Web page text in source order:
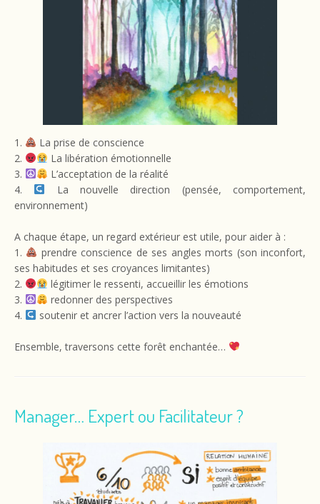
1.
La prise de conscience
2.
La libération émotionnelle
3.
L’acceptation de la réalité
4.
La nouvelle direction (pensée, comportement,
environnement)
A chaque étape, un regard extérieur est utile, pour aider à :
1.
prendre conscience de ses angles morts (son inconfort,
ses habitudes et ses croyances limitantes)
2.
légitimer le ressenti, accueillir les émotions
3.
redonner des perspectives
4.
soutenir et ancrer l’action vers la nouveauté
Ensemble, traversons cette forêt enchantée…
Manager… Expert ou Facilitateur ?